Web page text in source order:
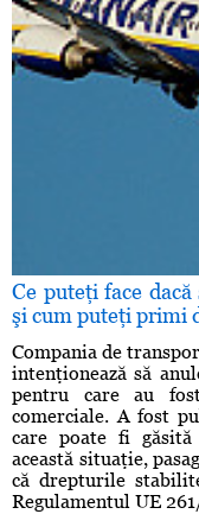
Ce puteţi face
şi cum puteţi primi
Compania de
intenţionează să
pentru care au
comerciale. A fost
care poate fi
această situaţie,
că drepturile
Regulamentul UE